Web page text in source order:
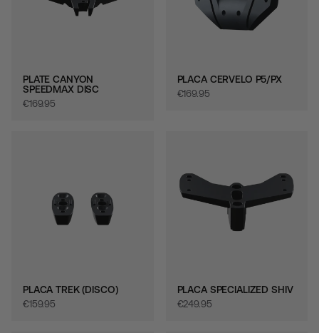
PLATE CANYON
SPEEDMAX DISC
€‎169.95
PLACA CERVELO P5/PX
€‎169.95
PLACA TREK (DISCO)
€‎159.95
PLACA SPECIALIZED SHIV
€‎249.95